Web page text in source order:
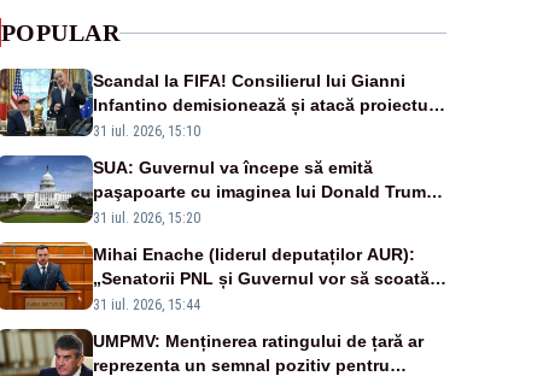
POPULAR
Scandal la FIFA! Consilierul lui Gianni
Infantino demisionează și atacă proiectul
privind investitorii străini
31 iul. 2026, 15:10
SUA: Guvernul va începe să emită
paşapoarte cu imaginea lui Donald Trump
începând cu 8 august
31 iul. 2026, 15:20
Mihai Enache (liderul deputaților AUR):
„Senatorii PNL și Guvernul vor să scoată
la vânzare bunuri publice pentru a stinge
31 iul. 2026, 15:44
UMPMV: Menținerea ratingului de țară ar
reprezenta un semnal pozitiv pentru